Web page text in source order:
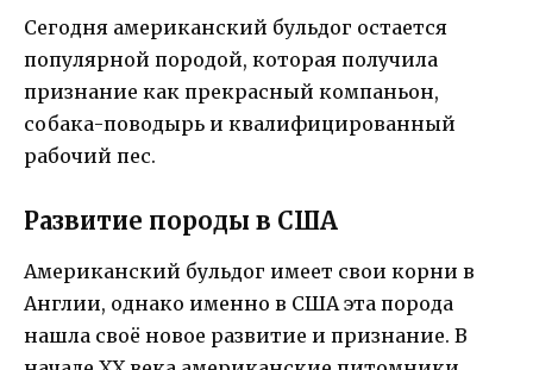
Сегодня американский бульдог остается
популярной породой, которая получила
признание как прекрасный компаньон,
собака-поводырь и квалифицированный
рабочий пес.
Развитие породы в США
Американский бульдог имеет свои корни в
Англии, однако именно в США эта порода
нашла своё новое развитие и признание. В